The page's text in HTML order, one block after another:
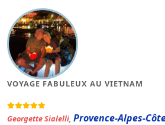
MAGNIFIQUE VOYAGE AU VIETNAM
Patrick Varinard,Occitanie(19/03/2026)